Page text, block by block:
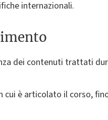
internazionali.
dei contenuti trattati
cui è articolato il corso,